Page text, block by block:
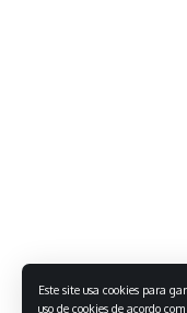
Este site usa cookies para
uso de cookies de acordo